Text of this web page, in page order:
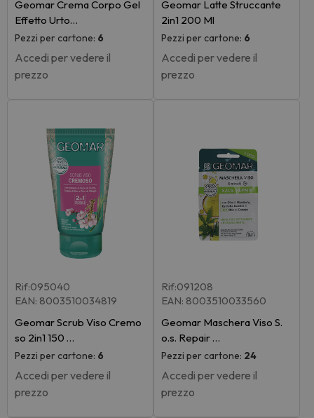
Geomar Crema Corpo Gel
Effetto Urto…
Pezzi per cartone: 6
Accedi per vedere il
prezzo
Geomar Latte Struccante
2in1 200 Ml
Pezzi per cartone: 6
Accedi per vedere il
prezzo
Rif:095040
EAN: 8003510034819
Geomar Scrub Viso Cremo
so 2in1 150 …
Pezzi per cartone: 6
Accedi per vedere il
prezzo
Rif:091208
EAN: 8003510033560
Geomar Maschera Viso S.
o.s. Repair …
Pezzi per cartone: 24
Accedi per vedere il
prezzo